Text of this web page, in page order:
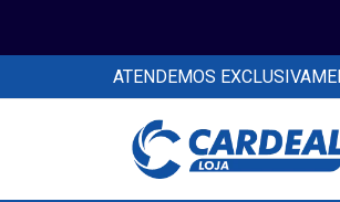
ATENDEMOS